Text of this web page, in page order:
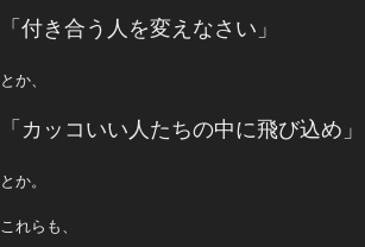
「付き合う人を変えなさい」
とか、
「カッコいい人たちの中に飛び込め」
とか。
これらも、